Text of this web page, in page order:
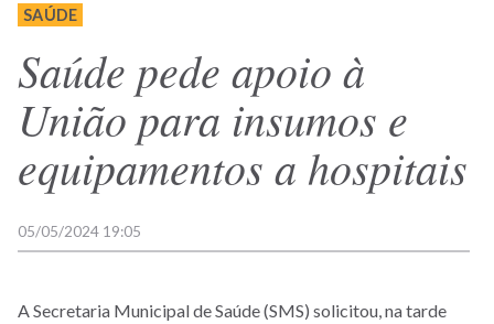
SAÚDE
Saúde pede apoio à
União para insumos e
equipamentos a hospitais
05/05/2024 19:05
A Secretaria Municipal de Saúde (SMS) solicitou, na tarde